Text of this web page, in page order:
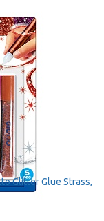
Glitter Glue Strass,